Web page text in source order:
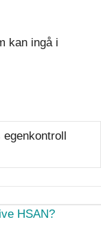
kan ingå i
HSAN?